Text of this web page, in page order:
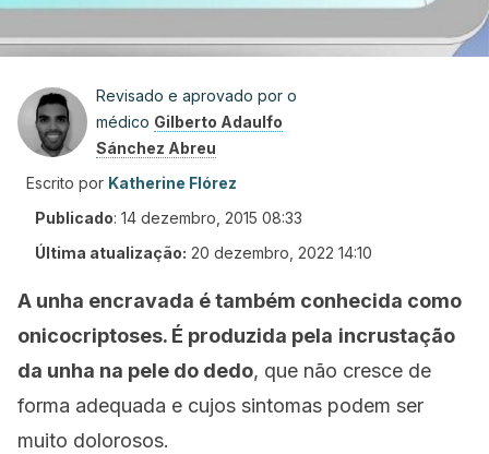
Revisado e aprovado por o
médico Gilberto Adaulfo
Sánchez Abreu
Escrito por Katherine Flórez
Publicado: 14 dezembro, 2015 08:33
Última atualização: 20 dezembro, 2022 14:10
A unha encravada é também conhecida como
onicocriptoses. É produzida pela incrustação
da unha na pele do dedo, que não cresce de
forma adequada e cujos sintomas podem ser
muito dolorosos.